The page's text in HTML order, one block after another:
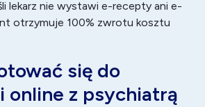
lekarz nie wystawi e-recepty ani e-
otrzymuje 100% zwrotu kosztu
się do
online z psychiatrą